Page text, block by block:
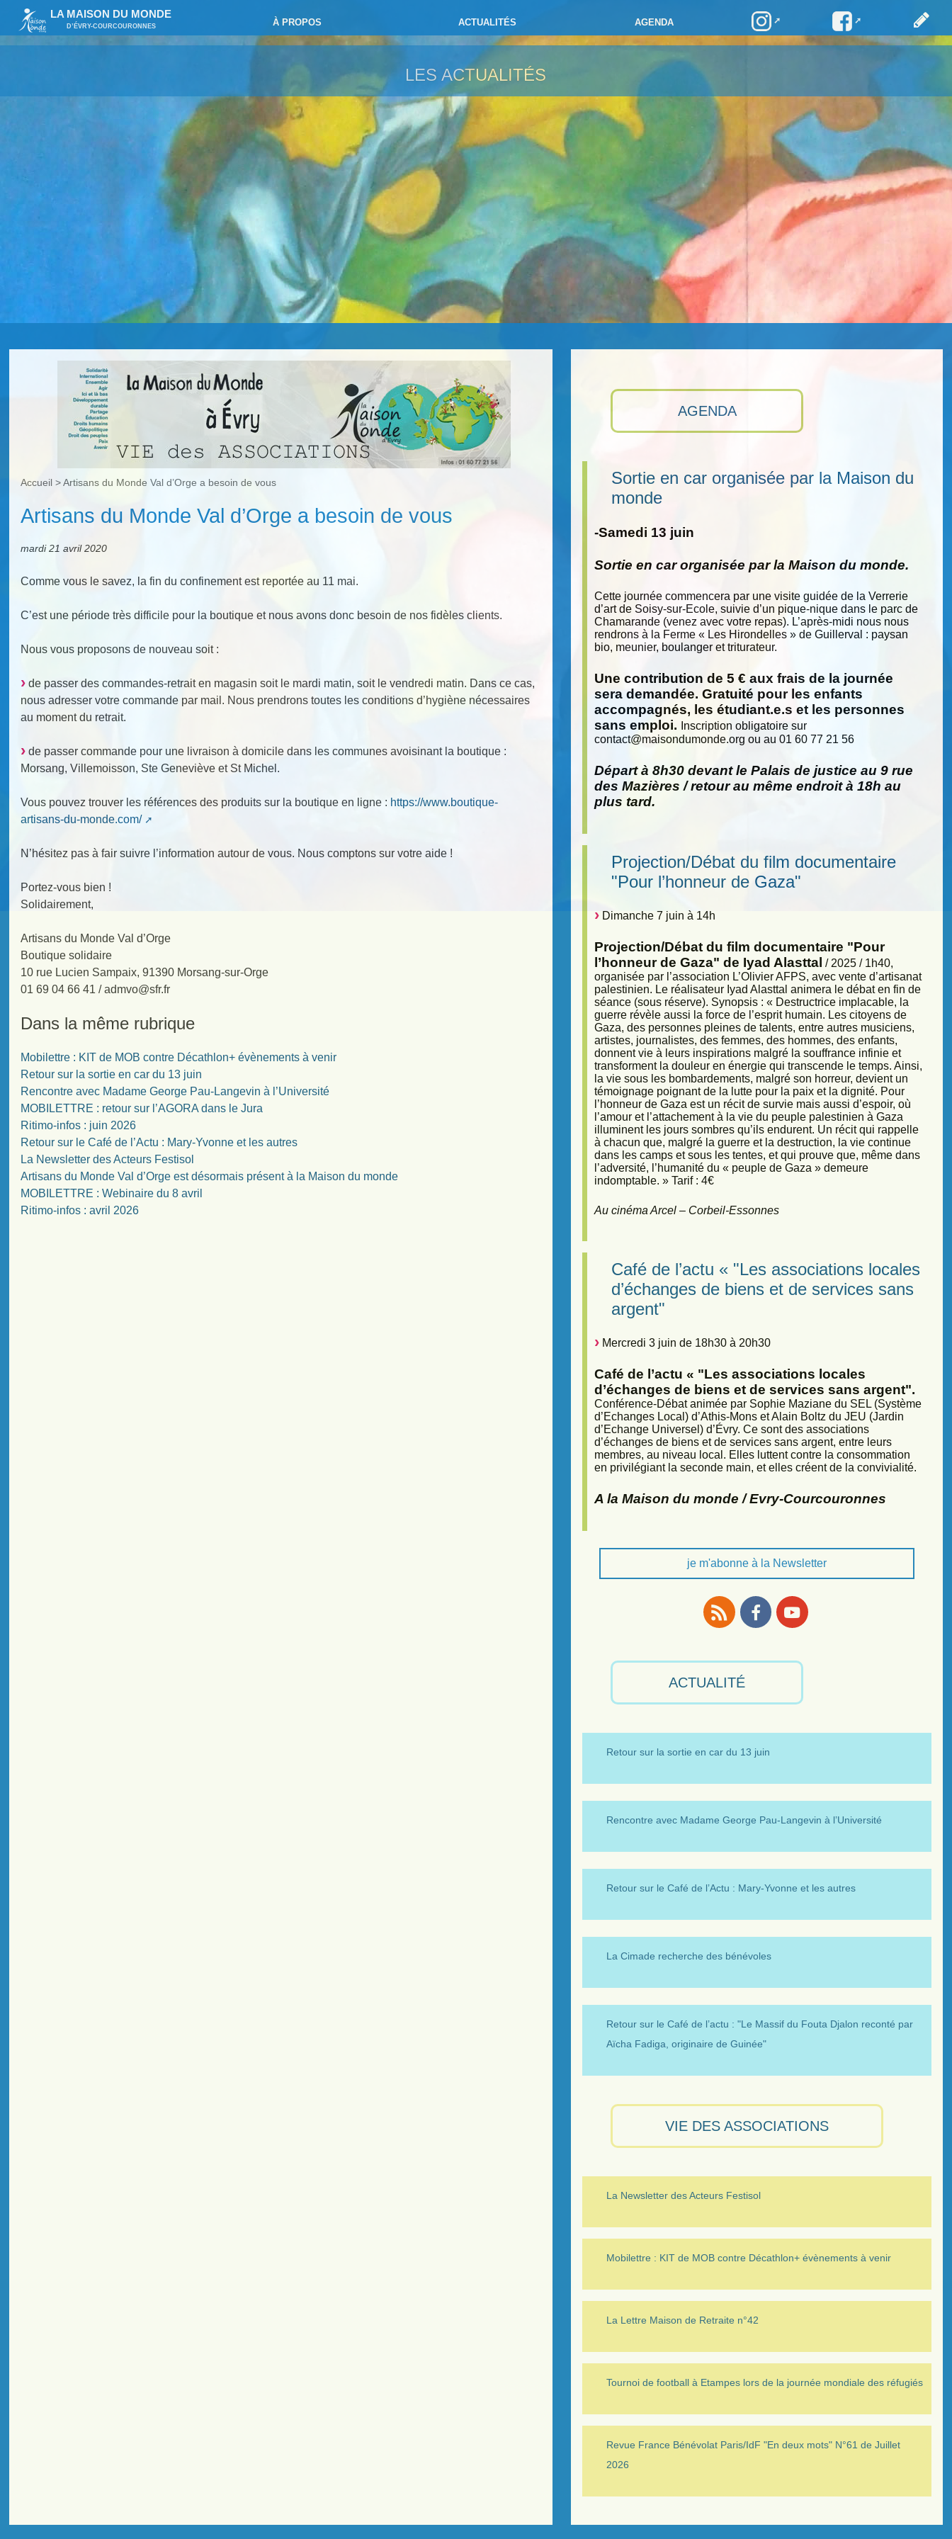
LA MAISON DU MONDE
D’ÉVRY-COURCOURONNES À PROPOS ACTUALITÉS AGENDA
LES ACTUALITÉS
AGENDA
Sortie en car organisée par la Maison du
monde
-Samedi 13 juin
Sortie en car organisée par la Maison du monde.
Cette journée commencera par une visite guidée de la Verrerie
d’art de Soisy-sur-Ecole, suivie d’un pique-nique dans le parc de
Chamarande (venez avec votre repas). L’après-midi nous nous
rendrons à la Ferme « Les Hirondelles » de Guillerval : paysan
bio, meunier, boulanger et triturateur.
Une contribution de 5 € aux frais de la journée
sera demandée. Gratuité pour les enfants
accompagnés, les étudiant.e.s et les personnes
sans emploi.
Inscription obligatoire sur
contact@maisondumonde.org ou au 01 60 77 21 56
Départ à 8h30 devant le Palais de justice au 9 rue
des Mazières / retour au même endroit à 18h au
plus tard.
Projection/Débat du film documentaire
"Pour l’honneur de Gaza"
Dimanche 7 juin à 14h
Projection/Débat du film documentaire "Pour
l’honneur de Gaza" de Iyad Alasttal / 2025 / 1h40,
organisée par l’association L’Olivier AFPS, avec vente d’artisanat
palestinien. Le réalisateur Iyad Alasttal animera le débat en fin de
séance (sous réserve). Synopsis : « Destructrice implacable, la
guerre révèle aussi la force de l’esprit humain. Les citoyens de
Gaza, des personnes pleines de talents, entre autres musiciens,
artistes, journalistes, des femmes, des hommes, des enfants,
donnent vie à leurs inspirations malgré la souffrance infinie et
transforment la douleur en énergie qui transcende le temps. Ainsi,
la vie sous les bombardements, malgré son horreur, devient un
témoignage poignant de la lutte pour la paix et la dignité. Pour
l’honneur de Gaza est un récit de survie mais aussi d’espoir, où
l’amour et l’attachement à la vie du peuple palestinien à Gaza
illuminent les jours sombres qu’ils endurent. Un récit qui rappelle
à chacun que, malgré la guerre et la destruction, la vie continue
dans les camps et sous les tentes, et qui prouve que, même dans
l’adversité, l’humanité du « peuple de Gaza » demeure
indomptable. » Tarif : 4€
Au cinéma Arcel – Corbeil-Essonnes
Café de l’actu « "Les associations locales
d’échanges de biens et de services sans
argent"
Mercredi 3 juin de 18h30 à 20h30
Café de l’actu « "Les associations locales
d’échanges de biens et de services sans argent".
Conférence-Débat animée par Sophie Maziane du SEL (Système
d’Echanges Local) d’Athis-Mons et Alain Boltz du JEU (Jardin
d’Echange Universel) d’Évry. Ce sont des associations
d’échanges de biens et de services sans argent, entre leurs
membres, au niveau local. Elles luttent contre la consommation
en privilégiant la seconde main, et elles créent de la convivialité.
A la Maison du monde / Evry-Courcouronnes
je m'abonne à la Newsletter
ACTUALITÉ
Retour sur la sortie en car du 13 juin
Rencontre avec Madame George Pau-Langevin à l’Université
Retour sur le Café de l’Actu : Mary-Yvonne et les autres
La Cimade recherche des bénévoles
Retour sur le Café de l’actu : "Le Massif du Fouta Djalon reconté par
Aïcha Fadiga, originaire de Guinée"
VIE DES ASSOCIATIONS
La Newsletter des Acteurs Festisol
Mobilettre : KIT de MOB contre Décathlon+ évènements à venir
La Lettre Maison de Retraite n°42
Tournoi de football à Etampes lors de la journée mondiale des réfugiés
Revue France Bénévolat Paris/IdF "En deux mots" N°61 de Juillet
2026
Accueil >Artisans du Monde Val d’Orge a besoin de vous
Artisans du Monde Val d’Orge a besoin de vous
mardi 21 avril 2020
Comme vous le savez, la fin du confinement est reportée au 11 mai.
C’est une période très difficile pour la boutique et nous avons donc besoin de nos fidèles clients.
Nous vous proposons de nouveau soit :
de passer des commandes-retrait en magasin soit le mardi matin, soit le vendredi matin. Dans ce cas,
nous adresser votre commande par mail. Nous prendrons toutes les conditions d’hygiène nécessaires
au moment du retrait.
de passer commande pour une livraison à domicile dans les communes avoisinant la boutique :
Morsang, Villemoisson, Ste Geneviève et St Michel.
Vous pouvez trouver les références des produits sur la boutique en ligne : https://www.boutique-
artisans-du-monde.com/
N’hésitez pas à fair suivre l’information autour de vous. Nous comptons sur votre aide !
Portez-vous bien !
Solidairement,
Artisans du Monde Val d’Orge
Boutique solidaire
10 rue Lucien Sampaix, 91390 Morsang-sur-Orge
01 69 04 66 41 / admvo@sfr.fr
Dans la même rubrique
Mobilettre : KIT de MOB contre Décathlon+ évènements à venir
Retour sur la sortie en car du 13 juin
Rencontre avec Madame George Pau-Langevin à l’Université
MOBILETTRE : retour sur l’AGORA dans le Jura
Ritimo-infos : juin 2026
Retour sur le Café de l’Actu : Mary-Yvonne et les autres
La Newsletter des Acteurs Festisol
Artisans du Monde Val d’Orge est désormais présent à la Maison du monde
MOBILETTRE : Webinaire du 8 avril
Ritimo-infos : avril 2026